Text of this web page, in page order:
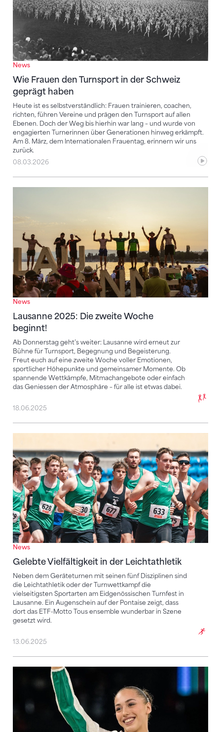
News
Wie Frauen den Turnsport in der Schweiz
geprägt haben
Heute ist es selbstverständlich: Frauen trainieren, coachen,
richten, führen Vereine und prägen den Turnsport auf allen
Ebenen. Doch der Weg bis hierhin war lang – und wurde von
engagierten Turnerinnen über Generationen hinweg erkämpft.
Am 8. März, dem Internationalen Frauentag, erinnern wir uns
zurück.
08.03.2026
News
Lausanne 2025: Die zweite Woche
beginnt!
Ab Donnerstag geht’s weiter: Lausanne wird erneut zur
Bühne für Turnsport, Begegnung und Begeisterung.
Freut euch auf eine zweite Woche voller Emotionen,
sportlicher Höhepunkte und gemeinsamer Momente. Ob
spannende Wettkämpfe, Mitmachangebote oder einfach
das Geniessen der Atmosphäre – für alle ist etwas dabei.
18.06.2025
News
Gelebte Vielfältigkeit in der Leichtathletik
Neben dem Geräteturnen mit seinen fünf Disziplinen sind
die Leichtathletik oder der Turnwettkampf die
vielseitigsten Sportarten am Eidgenössischen Turnfest in
Lausanne. Ein Augenschein auf der Pontaise zeigt, dass
dort das ETF-Motto Tous ensemble wunderbar in Szene
gesetzt wird.
13.06.2025
Frauenpower am Swiss Cup Zürich